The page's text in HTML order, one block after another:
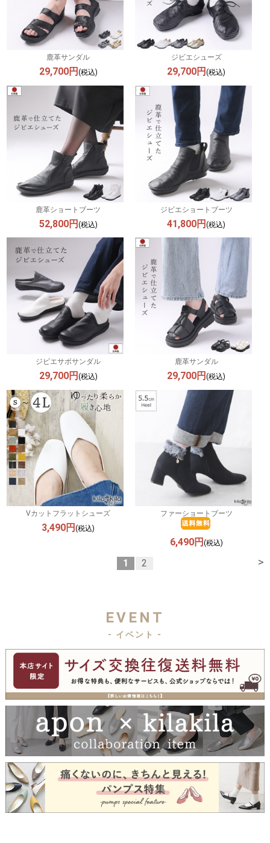
鹿革サンダル
29,700円 (税込)
ジビエシューズ
29,700円(税込)
鹿革ショートブーツ
52,800円 (税込)
ジビエショートブーツ
41,800円(税込)
ジビエサボサンダル
29,700円 (税込)
鹿革サンダル
29,700円(税込)
Vカットフラットシューズ
3,490円(税込)
ファーショートブーツ
6,490円 (税込)
>
1 2
EVENT
- イベント -